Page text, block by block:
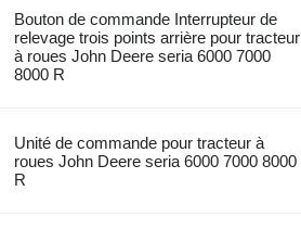
Bouton de commande Interrupteur de
relevage trois points arrière pour tracteur
à roues John Deere seria 6000 7000
8000 R
Unité de commande pour tracteur à
roues John Deere seria 6000 7000 8000
R